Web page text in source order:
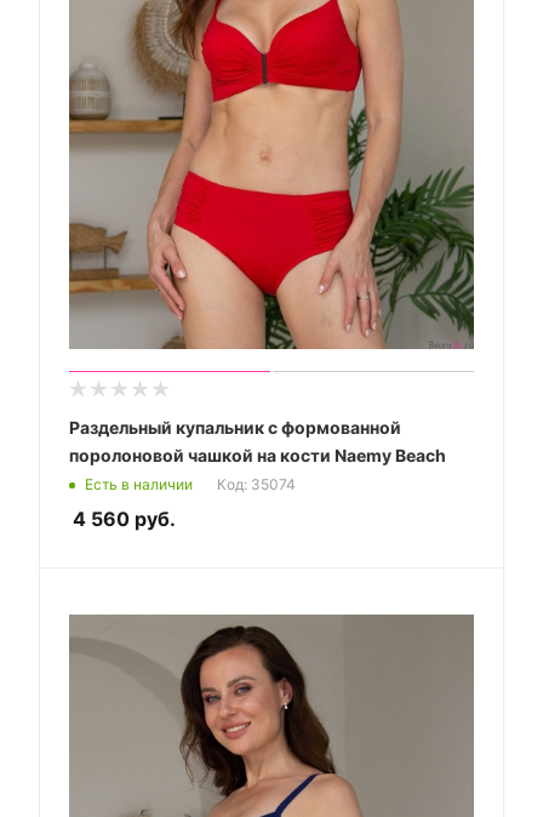
Раздельный купальник с формованной
поролоновой чашкой на кости Naemy Beach
Есть в наличии Код: 35074
4 560 руб.